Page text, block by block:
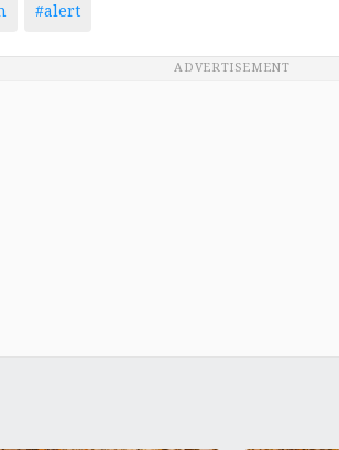
#alert
ADVERTISEMENT